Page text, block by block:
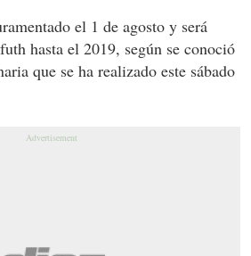
el 1 de agosto y será
hasta el 2019, según se conoció
que se ha realizado este sábado